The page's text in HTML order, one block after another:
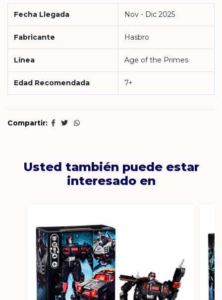
Fecha Llegada Nov - Dic 2025
Fabricante Hasbro
Línea Age of the Primes
Edad Recomendada 7+
Compartir:
Usted también puede estar
interesado en